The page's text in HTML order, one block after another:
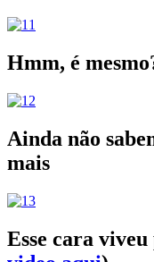
Hmm, é
Ainda não
mais
Esse cara